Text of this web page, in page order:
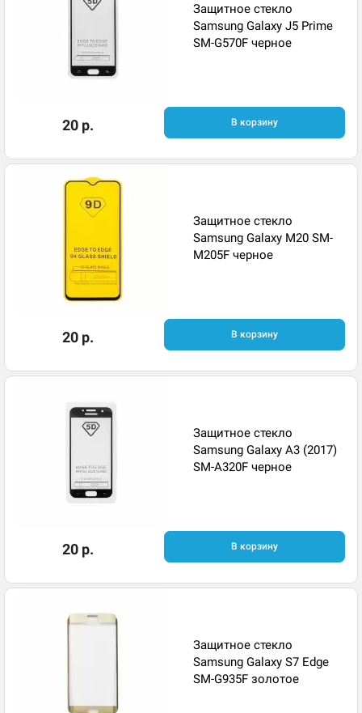
Защитное стекло
Samsung Galaxy J5 Prime
SM-G570F черное
20 р. В корзину
Защитное стекло
Samsung Galaxy M20 SM-
M205F черное
20 р. В корзину
Защитное стекло
Samsung Galaxy A3 (2017)
SM-A320F черное
20 р. В корзину
Защитное стекло
Samsung Galaxy S7 Edge
SM-G935F золотое